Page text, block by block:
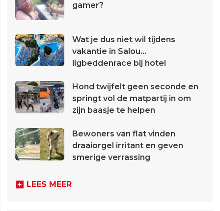
gamer?
Wat je dus niet wil tijdens
vakantie in Salou...
ligbeddenrace bij hotel
Hond twijfelt geen seconde en
springt vol de matpartij in om
zijn baasje te helpen
Bewoners van flat vinden
draaiorgel irritant en geven
smerige verrassing
LEES MEER